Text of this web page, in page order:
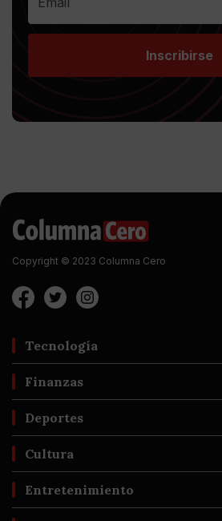
Inscribirse
Copyright © 2023 Columna Cero
Tecnología
Finanzas
Deportes
Cultura
Entretenimiento